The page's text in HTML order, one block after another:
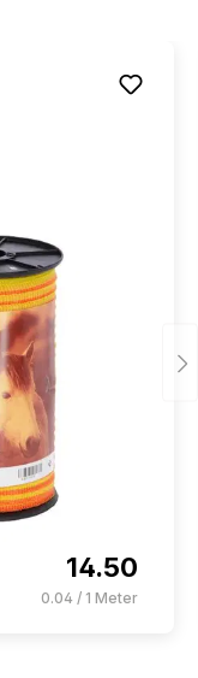
14.50
0.04 / 1 Meter